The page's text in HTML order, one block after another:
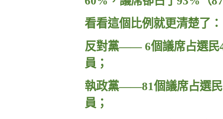
看看這個比例就更清楚了：
反對黨——6個議席占選民
員；
執政黨——81個議席占選民
員；